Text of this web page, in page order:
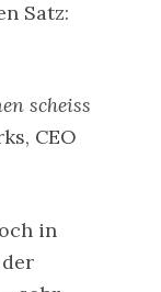
Satz:
scheiss
CEO
in